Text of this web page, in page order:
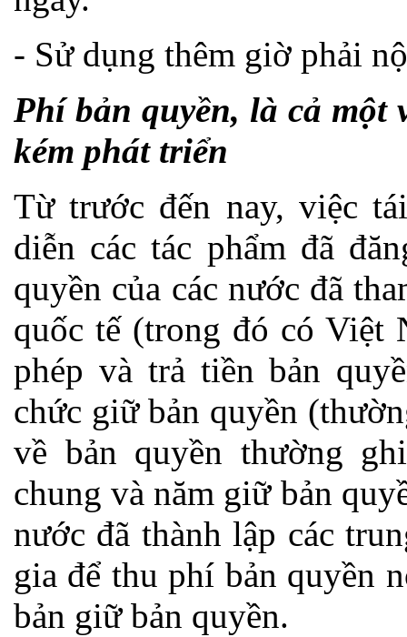
- Sử dụng thêm giờ phải
Phí bản quyền, là cả một
kém phát triển
Từ trước đến nay, việc
diễn các tác phẩm đã
quyền của các nước đã
quốc tế (trong đó có Việt
phép và trả tiền bản
chức giữ bản quyền
về bản quyền thường
chung và năm giữ bản
nước đã thành lập các
gia để thu phí bản quyền
bản giữ bản quyền.